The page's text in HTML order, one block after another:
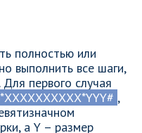
полностью или
выполнить все шаги,
первого случая
,
а Y – размер